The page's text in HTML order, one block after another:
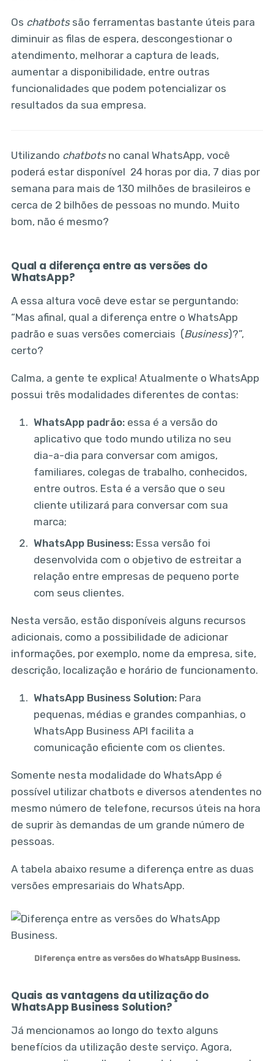
Os chatbotssão ferramentas bastante úteis para
diminuir as filas de espera, descongestionar o
atendimento, melhorar a captura de leads,
aumentar a disponibilidade, entre outras
funcionalidades que podem potencializar os
resultados da sua empresa.
Utilizando chatbotsno canal WhatsApp, você
poderá estar disponível 24 horas por dia, 7 dias por
semana para mais de 130 milhões de brasileiros e
cerca de 2 bilhões de pessoas no mundo. Muito
bom, não é mesmo?
Qual a diferença entre as versões do
WhatsApp?
A essa altura você deve estar se perguntando:
“Mas afinal, qual a diferença entre o WhatsApp
padrão e suas versões comerciais (Business)?”,
certo?
Calma, a gente te explica! Atualmente o WhatsApp
possui três modalidades diferentes de contas:
WhatsApp padrão: essa é a versão do
aplicativo que todo mundo utiliza no seu
dia-a-dia para conversar com amigos,
familiares, colegas de trabalho, conhecidos,
entre outros. Esta é a versão que o seu
cliente utilizará para conversar com sua
marca;
WhatsApp Business: Essa versão foi
desenvolvida com o objetivo de estreitar a
relação entre empresas de pequeno porte
com seus clientes.
Nesta versão, estão disponíveis alguns recursos
adicionais, como a possibilidade de adicionar
informações, por exemplo, nome da empresa, site,
descrição, localização e horário de funcionamento.
WhatsApp Business Solution: Para
pequenas, médias e grandes companhias, o
WhatsApp Business API facilita a
comunicação eficiente com os clientes.
Somente nesta modalidade do WhatsApp é
possível utilizar chatbots e diversos atendentes no
mesmo número de telefone, recursos úteis na hora
de suprir às demandas de um grande número de
pessoas.
A tabela abaixo resume a diferença entre as duas
versões empresariais do WhatsApp.
Diferença entre as versões do WhatsApp Business.
Quais as vantagens da utilização do
WhatsApp Business Solution?
Já mencionamos ao longo do texto alguns
benefícios da utilização deste serviço. Agora,